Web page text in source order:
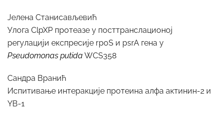
Јелена Станисављевић
Улога ClpXP протеазе у посттранслационој
регулацији експресије rpoS и psrA гена у
Pseudomonas putida WCS358
Сандра Вранић
Испитивање интеракције протеина алфа актинин-2 и
YB-1